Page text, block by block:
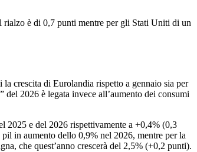
rialzo è di 0,7 punti mentre per gli Stati Uniti di un
crescita di Eurolandia rispetto a gennaio sia per
2026 è legata invece all’aumento dei consumi
2025 e del 2026 rispettivamente a +0,4% (0,3
in aumento dello 0,9% nel 2026, mentre per la
che quest’anno crescerà del 2,5% (+0,2 punti).